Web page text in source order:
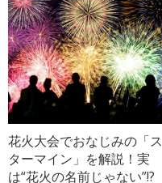
花火大会でおなじみの「ス
ターマイン」を解説！実
は“花火の名前じゃない”!?